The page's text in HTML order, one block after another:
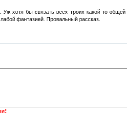
хотя бы связать всех троих какой-то
фантазией. Провальный рассказ.